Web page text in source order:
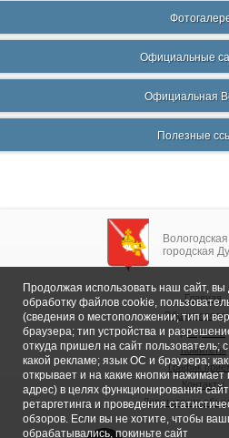
Официальные
Официальная
Полезные
Вологодская
городская
Главная
Общие
Депутаты
Комитеты
График
Контакты
Депутатские
Продолжая использовать наш сайт, вы
обработку файлов cookie,
(сведения о местоположении; тип и
браузера; тип устройства и
откуда пришел на сайт пользователь;
какой рекламе; язык ОС и браузера;
открывает и на какие кнопки нажимает
адрес) в целях функционирования
ретаргетинга и проведения
обзоров. Если вы не хотите, чтобы
обрабатывались, покиньте сайт